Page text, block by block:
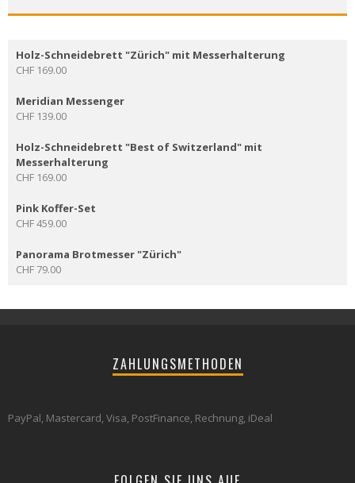
Holz-Schneidebrett "Zürich" mit Messerhalterung
CHF 169.00
Meridian Messenger
CHF 139.00
Holz-Schneidebrett "Best of Switzerland" mit
Messerhalterung
CHF 169.00
Pink Koffer-Set
CHF459.00
Panorama Brotmesser "Zürich"
CHF 79.00
ZAHLUNGSMETHODEN
PayPal, Mastercard, Visa, PostFinance, Rechnung, iDeal